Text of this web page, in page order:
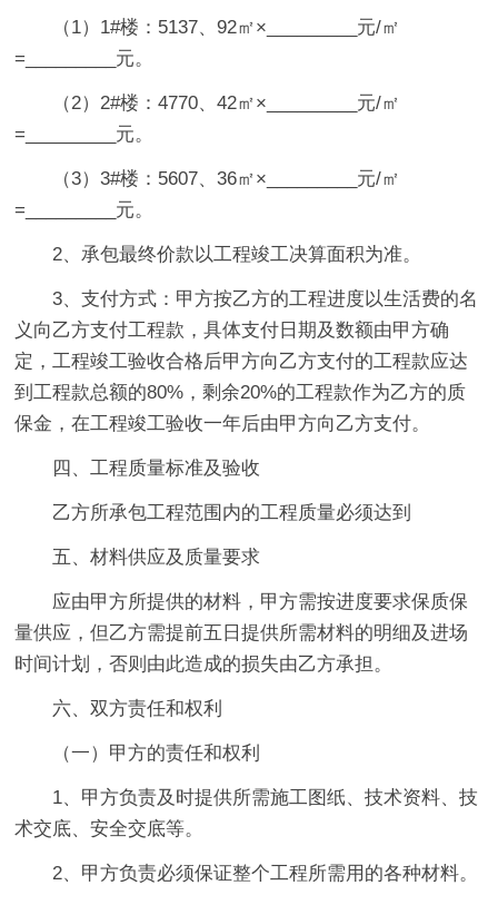
（1）1#楼：5137、92㎡×_________元/㎡
=_________元。
（2）2#楼：4770、42㎡×_________元/㎡
=_________元。
（3）3#楼：5607、36㎡×_________元/㎡
=_________元。
2、承包最终价款以工程竣工决算面积为准。
3、支付方式：甲方按乙方的工程进度以生活费的名
义向乙方支付工程款，具体支付日期及数额由甲方确
定，工程竣工验收合格后甲方向乙方支付的工程款应达
到工程款总额的80%，剩余20%的工程款作为乙方的质
保金，在工程竣工验收一年后由甲方向乙方支付。
四、工程质量标准及验收
乙方所承包工程范围内的工程质量必须达到
五、材料供应及质量要求
应由甲方所提供的材料，甲方需按进度要求保质保
量供应，但乙方需提前五日提供所需材料的明细及进场
时间计划，否则由此造成的损失由乙方承担。
六、双方责任和权利
（一）甲方的责任和权利
1、甲方负责及时提供所需施工图纸、技术资料、技
术交底、安全交底等。
2、甲方负责必须保证整个工程所需用的各种材料。